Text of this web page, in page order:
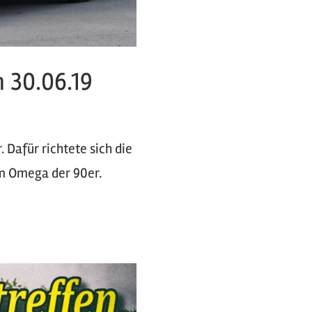
Dafür richtete sich die
Omega der 90er.